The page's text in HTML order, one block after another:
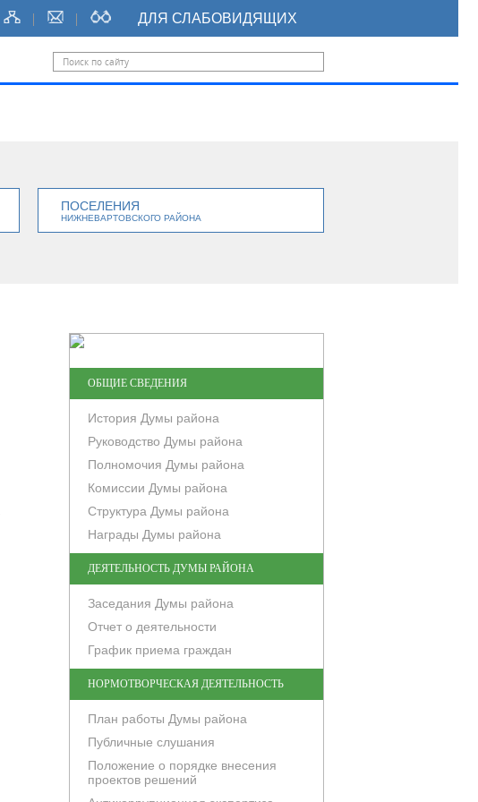
ДЛЯ СЛАБОВИДЯЩИХ
ПОСЕЛЕНИЯ
НИЖНЕВАРТОВСКОГО РАЙОНА
ОБЩИЕ СВЕДЕНИЯ
История Думы района
Руководство Думы района
Полномочия Думы района
Комиссии Думы района
Структура Думы района
Награды Думы района
ДЕЯТЕЛЬНОСТЬ ДУМЫ РАЙОНА
Заседания Думы района
Отчет о деятельности
График приема граждан
НОРМОТВОРЧЕСКАЯ ДЕЯТЕЛЬНОСТЬ
План работы Думы района
Публичные слушания
Положение о порядке внесения
проектов решений